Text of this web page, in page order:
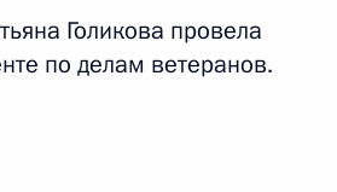
Голикова провела
по делам ветеранов.